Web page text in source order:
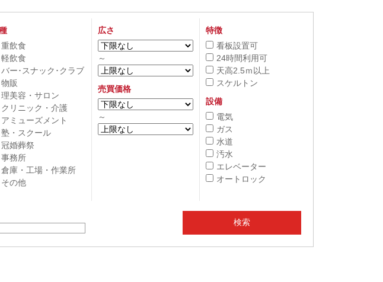
重飲食
軽飲食
バー･スナック･クラブ
物販
理美容・サロン
クリニック・介護
アミューズメント
塾・スクール
冠婚葬祭
事務所
倉庫・工場・作業所
その他
広さ
～
売買価格
～
特徴
看板設置可
24時間利用可
天高2.5ｍ以上
スケルトン
設備
電気
ガス
水道
汚水
エレベーター
オートロック